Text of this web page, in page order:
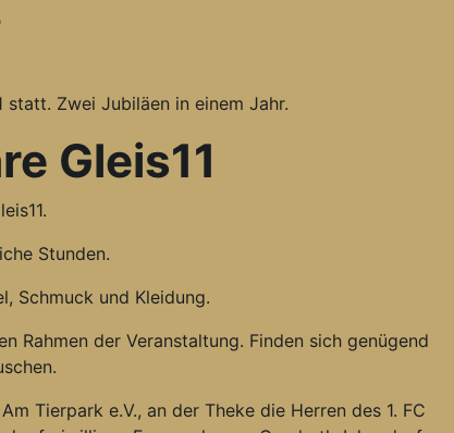
Zwei Jubiläen in einem Jahr.
Gleis11
Stunden.
Schmuck und Kleidung.
Rahmen der Veranstaltung. Finden sich genügend
Tierpark e.V., an der Theke die Herren des 1. FC